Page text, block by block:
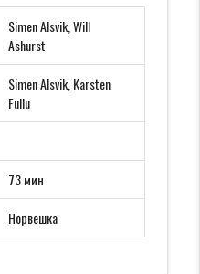
Simen Alsvik, Will
Ashurst
Simen Alsvik, Karsten
Fullu
73 мин
Норвешка